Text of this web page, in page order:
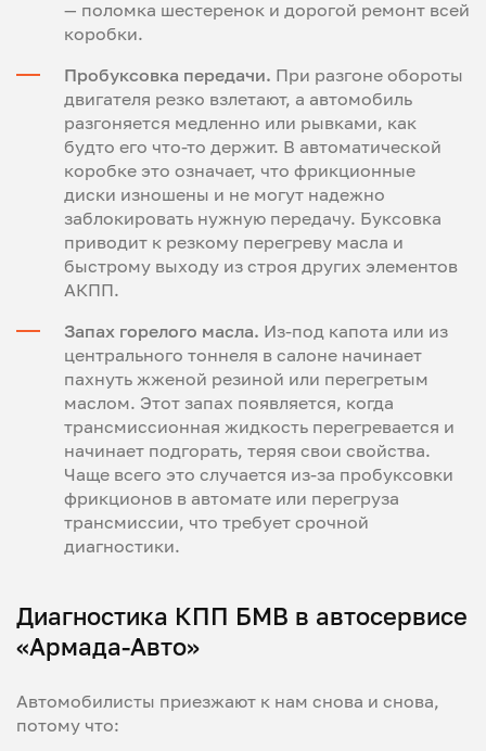
— поломка шестеренок и дорогой ремонт всей
коробки.
Пробуксовка передачи. При разгоне обороты
двигателя резко взлетают, а автомобиль
разгоняется медленно или рывками, как
будто его что-то держит. В автоматической
коробке это означает, что фрикционные
диски изношены и не могут надежно
заблокировать нужную передачу. Буксовка
приводит к резкому перегреву масла и
быстрому выходу из строя других элементов
АКПП.
Запах горелого масла. Из-под капота или из
центрального тоннеля в салоне начинает
пахнуть жженой резиной или перегретым
маслом. Этот запах появляется, когда
трансмиссионная жидкость перегревается и
начинает подгорать, теряя свои свойства.
Чаще всего это случается из-за пробуксовки
фрикционов в автомате или перегруза
трансмиссии, что требует срочной
диагностики.
Диагностика КПП БМВ в автосервисе
«Армада-Авто»
Автомобилисты приезжают к нам снова и снова,
потому что: